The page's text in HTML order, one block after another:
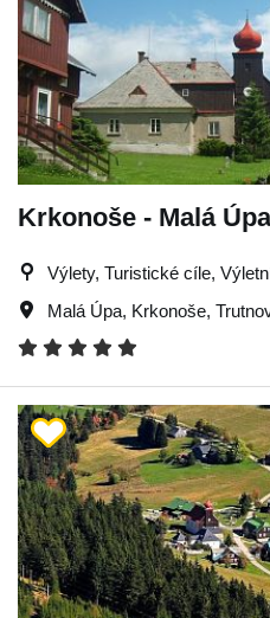
Krkonoše - Malá
Výlety, Turistické cíle,
Malá Úpa, Krkonoše,